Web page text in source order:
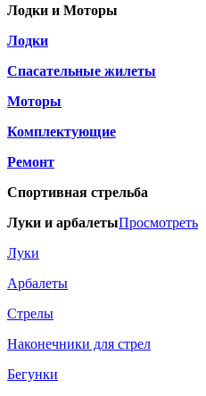
Лодки и Моторы
Лодки
Спасательные жилеты
Моторы
Комплектующие
Ремонт
Спортивная стрельба
Луки и арбалетыПросмотреть
Луки
Арбалеты
Стрелы
Наконечники для стрел
Бегунки